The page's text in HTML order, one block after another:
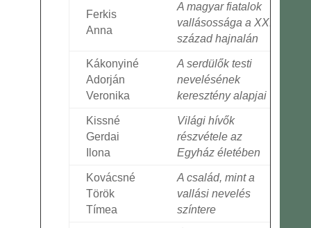
Ferkis
Anna
A magyar fiatalok
vallásossága a XXI.
század hajnalán
Kákonyiné
Adorján
Veronika
A serdülők testi
nevelésének
keresztény alapjai
Kissné
Gerdai
Ilona
Világi hívők
részvétele az
Egyház életében
Kovácsné
Török
Tímea
A család, mint a
vallási nevelés
színtere